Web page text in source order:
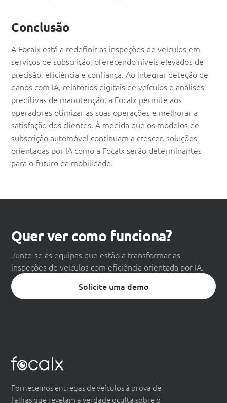
Conclusão
A Focalx está a redefinir as inspeções de veículos em
serviços de subscrição, oferecendo níveis elevados de
precisão, eficiência e confiança. Ao integrar deteção de
danos com IA, relatórios digitais de veículos e análises
preditivas de manutenção, a Focalx permite aos
operadores otimizar as suas operações e melhorar a
satisfação dos clientes. À medida que os modelos de
subscrição automóvel continuam a crescer, soluções
orientadas por IA como a Focalx serão determinantes
para o futuro da mobilidade.
Quer ver como funciona?
Junte-se às equipas que estão a transformar as
inspeções de veículos com eficiência orientada por IA.
Solicite uma demo
Fornecemos entregas de veículos à prova de
falhas que revelam a verdade oculta sobre o